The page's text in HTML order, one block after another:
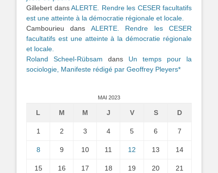
Gillebert dansALERTE. Rendre les CESER facultatifs
est une atteinte à la démocratie régionale et locale.
Cambourieu dans ALERTE. Rendre les CESER
facultatifs est une atteinte à la démocratie régionale
et locale.
Roland Scheel-Rübsam dans Un temps pour la
sociologie, Manifeste rédigé par Geoffrey Pleyers*
MAI 2023
L M M J V S D
1 2 3 4 5 6 7
8 9 10 11 12 13 14
15 16 17 18 19 20 21